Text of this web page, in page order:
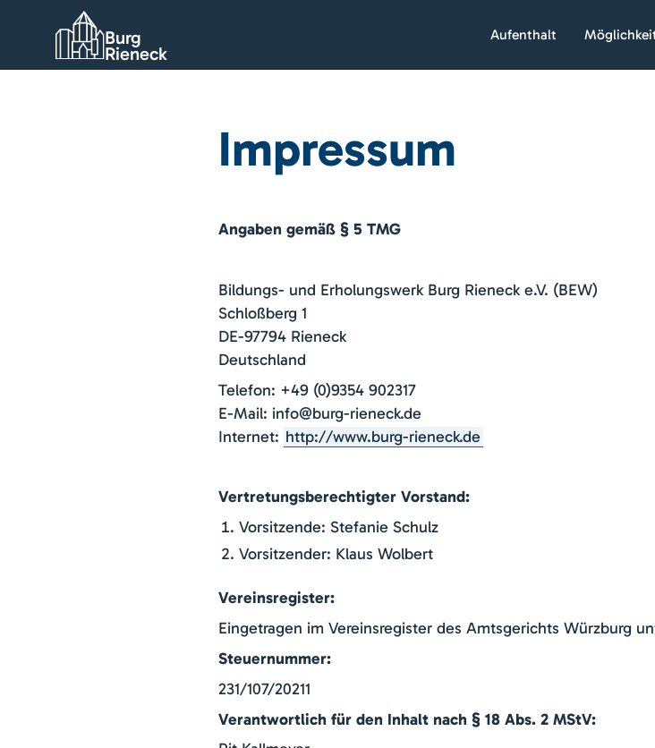
Burg
Rieneck
Aufenthalt
Impressum
Angaben gemäß § 5 TMG
Bildungs- und Erholungswerk Burg Rieneck e.V. (BEW)
Schloßberg 1
DE-97794 Rieneck
Deutschland
Telefon: +49 (0)9354 902317
E-Mail: info@burg-rieneck.de
Internet: http://www.burg-rieneck.de
Vertretungsberechtigter Vorstand:
Vorsitzende: Stefanie Schulz
Vorsitzender: Klaus Wolbert
Vereinsregister:
Eingetragen im Vereinsregister des Amtsgerichts Würzburg
Steuernummer:
231/107/20211
Verantwortlich für den Inhalt nach § 18 Abs. 2 MStV: